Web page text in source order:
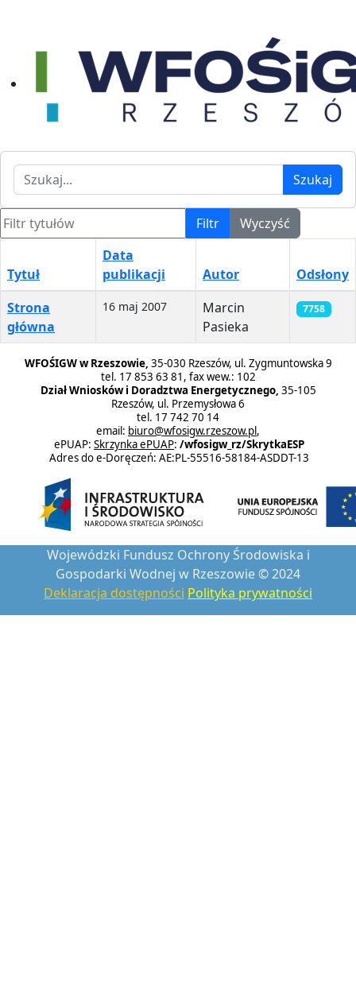
Szukaj Szukaj
Filtr tytułów Filtr Wyczyść
Spis artykułów
Tytuł
Data
publikacji
Autor
Odsłony
Strona
główna
16 maj 2007
Marcin
Pasieka
7758
WFOŚIGW w Rzeszowie, 35-030 Rzeszów, ul. Zygmuntowska 9
tel. 17 853 63 81, fax wew.: 102
Dział Wniosków i Doradztwa Energetycznego, 35-105
Rzeszów, ul. Przemysłowa 6
tel. 17 742 70 14
email: biuro@wfosigw.rzeszow.pl,
ePUAP: Skrzynka ePUAP: /wfosigw_rz/SkrytkaESP
Adres do e-Doręczeń: AE:PL-55516-58184-ASDDT-13
Wojewódzki Fundusz Ochrony Środowiska i
Gospodarki Wodnej w Rzeszowie © 2024
Deklaracja dostępności Polityka prywatności